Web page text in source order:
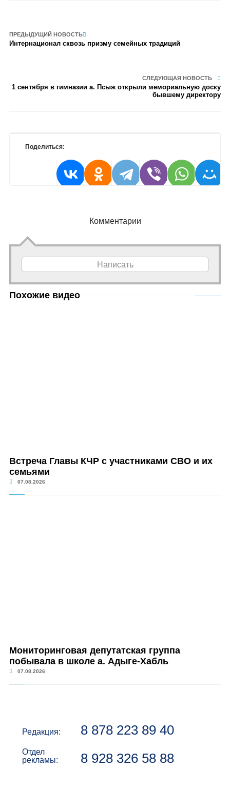
ПРЕДЫДУЩИЙ НОВОСТЬ
Интернационал сквозь призму семейных традиций
СЛЕДУЮЩАЯ НОВОСТЬ
1 сентября в гимназии а. Псыж открыли мемориальную доску
бывшему директору
Поделиться:
Комментарии
Написать
Похожие видео
Встреча Главы КЧР с участниками СВО и их
семьями
07.08.2026
Мониторинговая депутатская группа
побывала в школе а. Адыге-Хабль
07.08.2026
Редакция: 8 878 223 89 40
Отдел
рекламы:
8 928 326 58 88